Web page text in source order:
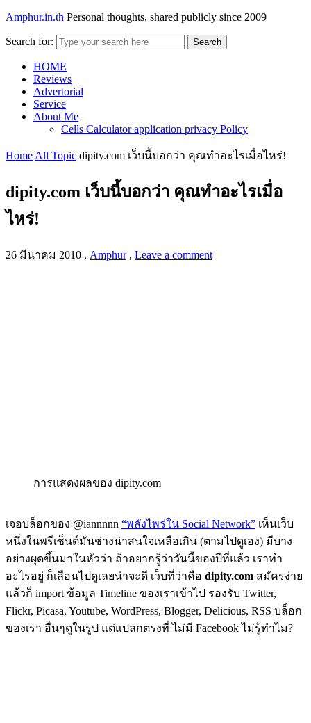
Amphur.in.th Personal thoughts, shared publicly since 2009
Search for: Search
HOME
Reviews
Advertorial
Service
About Me
Cells Calculator application privacy Policy
Home All Topic dipity.com เว็บนี้บอกว่า คุณทำอะไรเมื่อไหร่!
dipity.com เว็บนี้บอกว่า คุณทำอะไรเมื่อ
ไหร่!
26 มีนาคม 2010 , Amphur, Leave a comment
การแสดงผลของ dipity.com
เจอบล็อกของ @iannnnn “พลังไพร่ใน Social Network” เห็นเว็บ
หนึ่งในพรีเซ็นต์มันช่างน่าสนใจเหลือเกิน (ตามไปดูเอง) มีบาง
อย่างผุดขึ้นมาในหัวว่า ถ้าอยากรู้ว่าวันนี้ของปีที่แล้ว เราทำ
อะไรอยู่ ก็เลือนไปดูเลยน่าจะดี เว็บที่ว่าคือ dipity.com สมัครง่าย
แล้วก็ import ข้อมูล Timeline ของเราเข้าไป รองรับ Twitter,
Flickr, Picasa, Youtube, WordPress, Blogger, Delicious, RSS บล็อก
ของเรา อื่นๆดูในรูป แต่แปลกตรงที่ ไม่มี Facebook ไม่รู้ทำไม?